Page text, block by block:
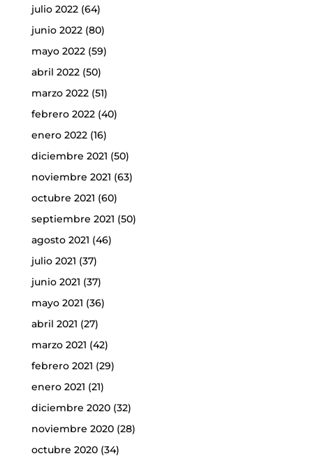
julio 2022(64)
junio 2022(80)
mayo 2022(59)
abril 2022(50)
marzo 2022(51)
febrero 2022(40)
enero 2022(16)
diciembre 2021 (50)
noviembre 2021 (63)
octubre 2021 (60)
septiembre 2021 (50)
agosto 2021 (46)
julio 2021 (37)
junio 2021 (37)
mayo 2021 (36)
abril 2021 (27)
marzo 2021 (42)
febrero 2021 (29)
enero 2021 (21)
diciembre 2020(32)
noviembre 2020(28)
octubre 2020(34)